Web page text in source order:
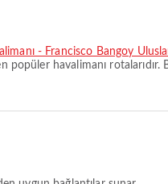
- Francisco Bangoy
popüler havalimanı rotalarıdır.